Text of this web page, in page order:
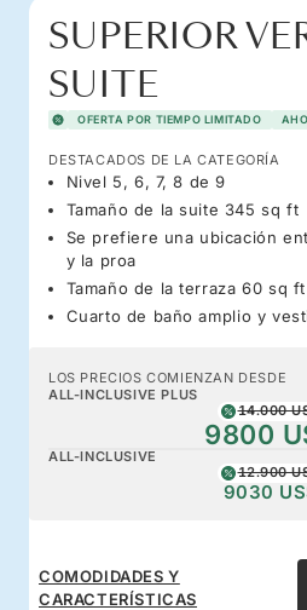
SUPERIOR
SUITE
OFERTA POR TIEMPO LIMITADO
DESTACADOS DE LA CATEGORÍA
Nivel 5, 6, 7, 8 de 9
Tamaño de la suite 345 sq ft
Se prefiere una ubicación
y la proa
Tamaño de la terraza 60 sq ft
Cuarto de baño amplio y
LOS PRECIOS COMIENZAN DESDE
ALL-INCLUSIVE PLUS
14.000
9800
ALL-INCLUSIVE
12.900
9030
COMODIDADES Y
CARACTERÍSTICAS